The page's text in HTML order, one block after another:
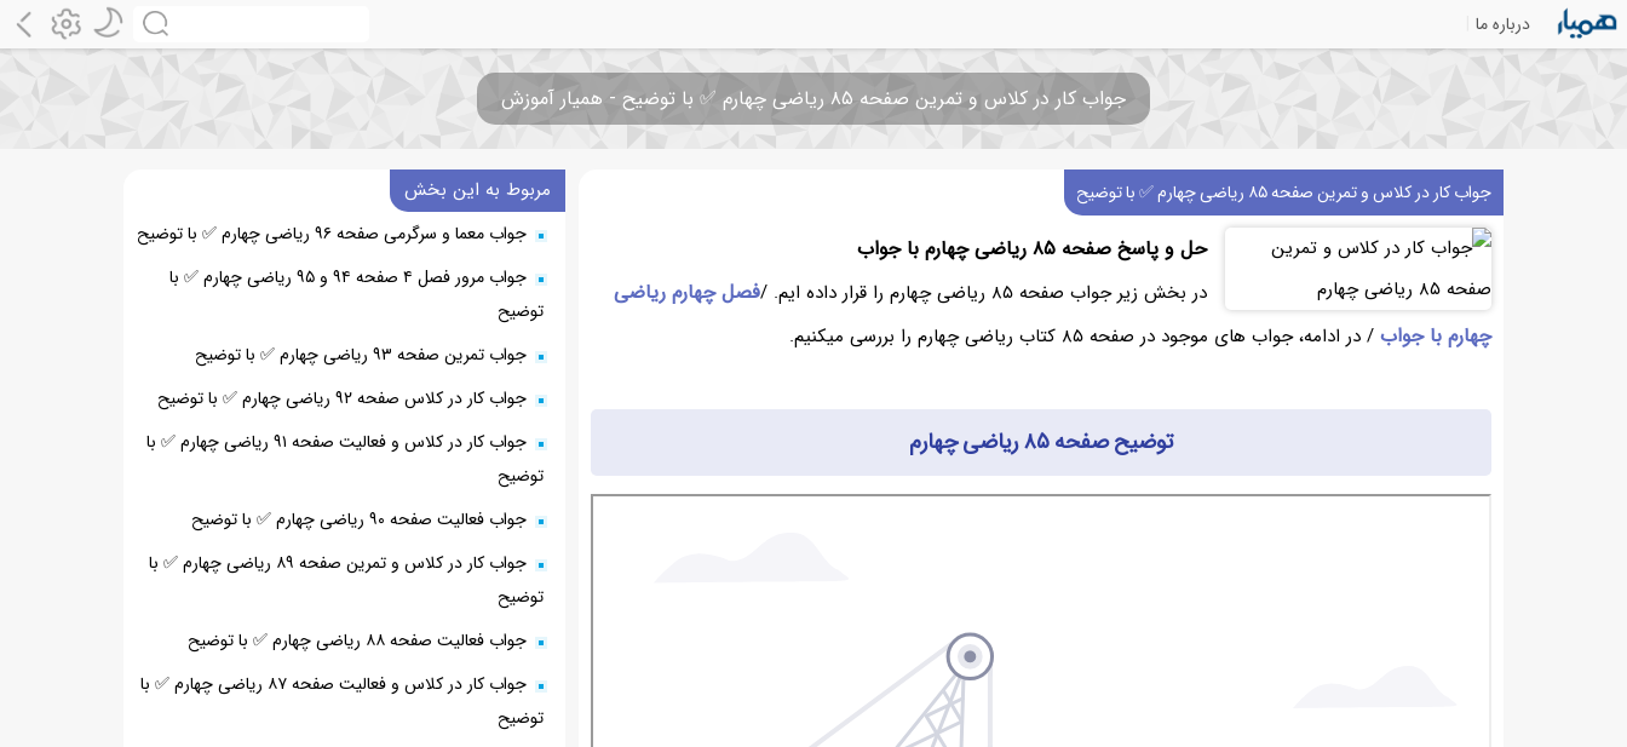
درباره ما
جواب کار در کلاس و تمرین صفحه ۸۵ ریاضی چهارم ✅ با توضیح - همیار آموزش
جواب کار در کلاس و تمرین صفحه ۸۵ ریاضی چهارم ✅ با توضیح
حل و پاسخ صفحه ۸۵ ریاضی چهارم با جواب
در بخش زیر جواب صفحه ۸۵ ریاضی چهارم را قرار داده ایم. /
فصل چهارم ریاضی
چهارم با جواب / در ادامه، جواب های موجود در صفحه ۸۵ کتاب ریاضی چهارم را بررسی میکنیم.
توضیح صفحه ۸۵ ریاضی چهارم
مربوط به این بخش
جواب معما و سرگرمی صفحه ۹۶ ریاضی چهارم ✅ با توضیح
جواب مرور فصل ۴ صفحه ۹۴ و ۹۵ ریاضی چهارم ✅ با
توضیح
جواب تمرین صفحه ۹۳ ریاضی چهارم ✅ با توضیح
جواب کار در کلاس صفحه ۹۲ ریاضی چهارم ✅ با توضیح
جواب کار در کلاس و فعالیت صفحه ۹۱ ریاضی چهارم ✅ با
توضیح
جواب فعالیت صفحه ۹۰ ریاضی چهارم ✅ با توضیح
جواب کار در کلاس و تمرین صفحه ۸۹ ریاضی چهارم ✅ با
توضیح
جواب فعالیت صفحه ۸۸ ریاضی چهارم ✅ با توضیح
جواب کار در کلاس و فعالیت صفحه ۸۷ ریاضی چهارم ✅ با
توضیح